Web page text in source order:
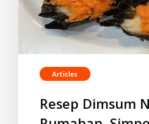
Articles
Resep Dimsum